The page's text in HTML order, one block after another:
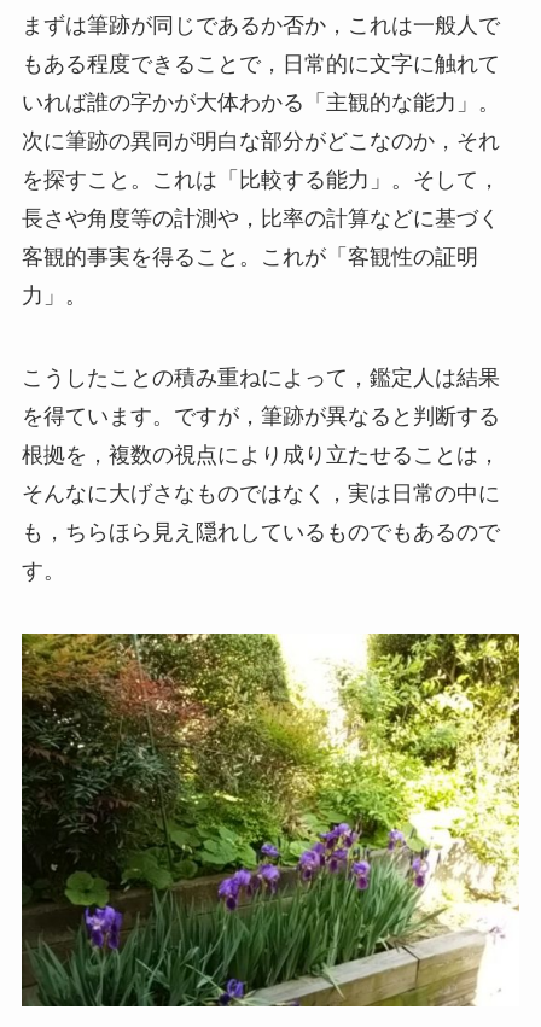
まずは筆跡が同じであるか否か，これは一般人で
もある程度できることで，日常的に文字に触れて
いれば誰の字かが大体わかる「主観的な能力」。
次に筆跡の異同が明白な部分がどこなのか，それ
を探すこと。これは「比較する能力」。そして，
長さや角度等の計測や，比率の計算などに基づく
客観的事実を得ること。これが「客観性の証明
力」。
こうしたことの積み重ねによって，鑑定人は結果
を得ています。ですが，筆跡が異なると判断する
根拠を，複数の視点により成り立たせることは，
そんなに大げさなものではなく，実は日常の中に
も，ちらほら見え隠れしているものでもあるので
す。